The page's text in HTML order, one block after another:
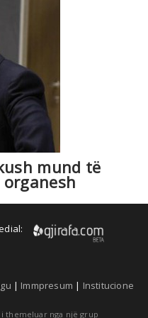
mund të
| Immpresum | Institucione
themeluar nga një grup